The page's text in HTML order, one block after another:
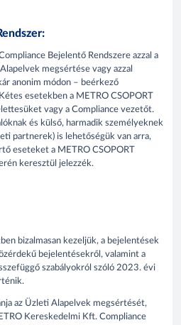
Bejelentő Rendszere azzal a
megsértése vagy azzal
anonim módon – beérkező
esetekben a METRO CSOPORT
vagy a Compliance vezetőt.
és külső, harmadik személyeknek
partnerek) is lehetőségük van arra,
eseteket a METRO CSOPORT
keresztül jelezzék.
bizalmasan kezeljük, a bejelentések
bejelentésekről, valamint a
szabályokról szóló 2023. évi
.
az Üzleti Alapelvek megsértését,
Kereskedelmi Kft. Compliance